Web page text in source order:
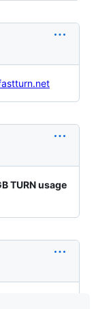
TURN usage